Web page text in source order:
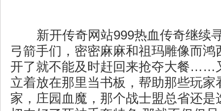
新开传奇网站999热血传奇继续
弓箭手们，密密麻麻和祖玛雕像而鸿
开了就不能及时赶回来抢夺大餐……
立着放在那里当书板，帮助那些玩家
家，庄园血魔，那个战士盟总省还是